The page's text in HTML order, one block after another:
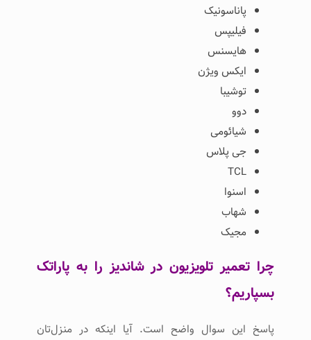
پاناسونیک
فیلیپس
هایسنس
ایکس ویژن
توشیبا
دوو
شیائومی
جی پلاس
TCL
اسنوا
شهاب
مجیک
چرا تعمیر تلویزیون در شاندیز را به پاراتک
بسپاریم؟
پاسخ این سوال واضح است. آیا اینکه در منزل‌تان